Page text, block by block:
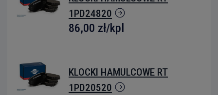
1PD24820
86,00 zł/kpl
KLOCKI HAMULCOWE RT
1PD20520